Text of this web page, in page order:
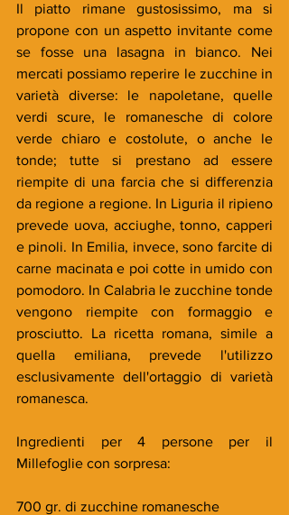
Il piatto rimane gustosissimo, ma si
propone con un aspetto invitante come
se fosse una lasagna in bianco. Nei
mercati possiamo reperire le zucchine in
varietà diverse: le napoletane, quelle
verdi scure, le romanesche di colore
verde chiaro e costolute, o anche le
tonde; tutte si prestano ad essere
riempite di una farcia che si differenzia
da regione a regione. In Liguria il ripieno
prevede uova, acciughe, tonno, capperi
e pinoli. In Emilia, invece, sono farcite di
carne macinata e poi cotte in umido con
pomodoro. In Calabria le zucchine tonde
vengono riempite con formaggio e
prosciutto. La ricetta romana, simile a
quella emiliana, prevede l'utilizzo
esclusivamente dell'ortaggio di varietà
romanesca.
Ingredienti per 4 persone per il
Millefoglie con sorpresa:
700 gr. di zucchine romanesche